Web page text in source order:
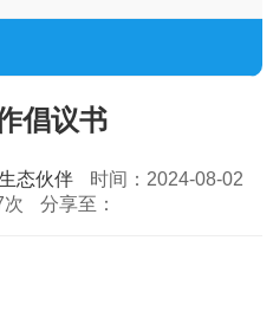
倡议书
态伙伴
时间：2024-08-02
次
分享至：